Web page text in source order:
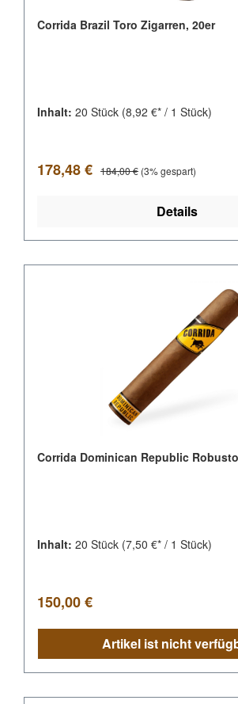
Corrida Brazil Toro Zigarren, 20er
Inhalt: 20 Stück (8,92 €* / 1 Stück)
Verkaufspreis:
178,48 € Regulärer Preis:
184,00 € (3% gespart)
Details
Corrida Dominican Republic
Inhalt: 20 Stück (7,50 €* / 1 Stück)
Regulärer Preis:
150,00 €
Artikel ist nicht